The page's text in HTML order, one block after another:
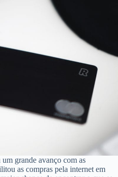
grande avanço com as
as compras pela internet em